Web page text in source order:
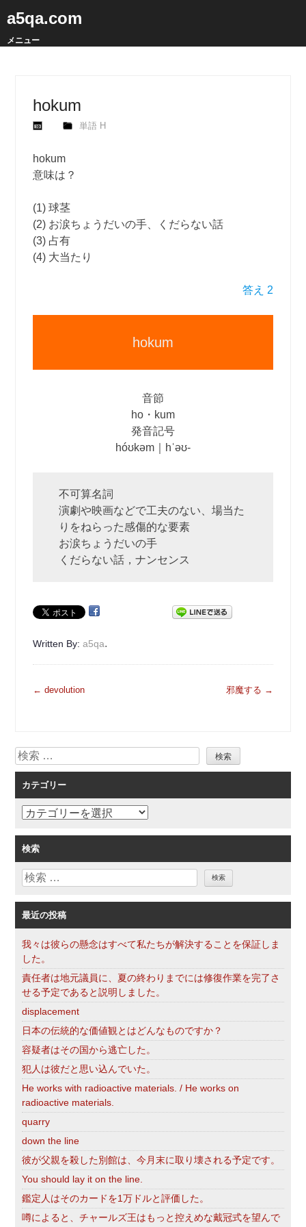
a5qa.com
メニュー
hokum
単語 H
hokum
意味は？
(1) 球茎
(2) お涙ちょうだいの手、くだらない話
(3) 占有
(4) 大当たり
答え 2
hokum
音節
ho・kum
発音記号
hóʊkəm｜hˈəʊ‐
不可算名詞
演劇や映画などで工夫のない、場当た
りをねらった感傷的な要素
お涙ちょうだいの手
くだらない話，ナンセンス
Written By:a5qa.
投
ゲ
ー
シ
ョ
ン
← devolution 邪魔する →
検
索
カテゴリー
カ
ゴ
リ
ー
検索
検
最近の投稿
我々は彼らの懸念はすべて私たちが解決することを保証しま
した。
責任者は地元議員に、夏の終わりまでには修復作業を完了さ
せる予定であると説明しました。
displacement
日本の伝統的な価値観とはどんなものですか？
容疑者はその国から逃亡した。
犯人は彼だと思い込んでいた。
He works with radioactive materials. / He works on
radioactive materials.
quarry
down the line
彼が父親を殺した別館は、今月末に取り壊される予定です。
You should lay it on the line.
鑑定人はそのカードを1万ドルと評価した。
噂によると、チャールズ王はもっと控えめな戴冠式を望んで